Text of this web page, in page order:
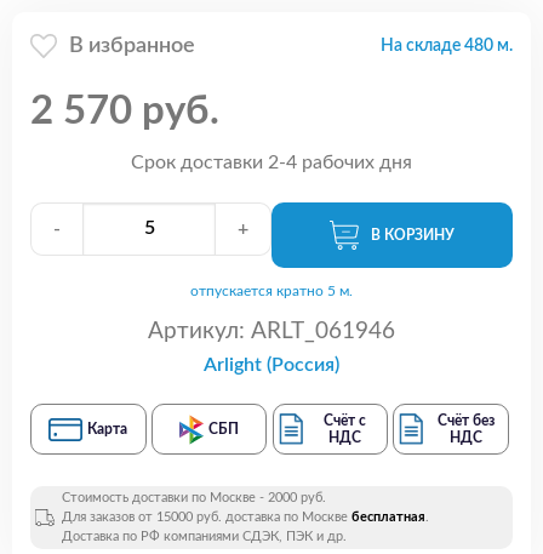
В избранное На складе 480 м.
2 570 руб.
Срок доставки 2-4 рабочих дня
- + В КОРЗИНУ
отпускается кратно 5 м.
Артикул: ARLT_061946
Arlight (Россия)
Карта СБП
Счёт с
НДС
Счёт без
НДС
Стоимость доставки по Москве - 2000 руб.
Для заказов от 15000 руб. доставка по Москве бесплатная.
Доставка по РФ компаниями СДЭК, ПЭК и др.